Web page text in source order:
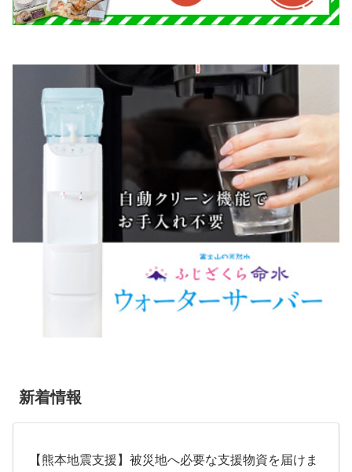
新着情報
【熊本地震支援】被災地へ必要な支援物資を届けま